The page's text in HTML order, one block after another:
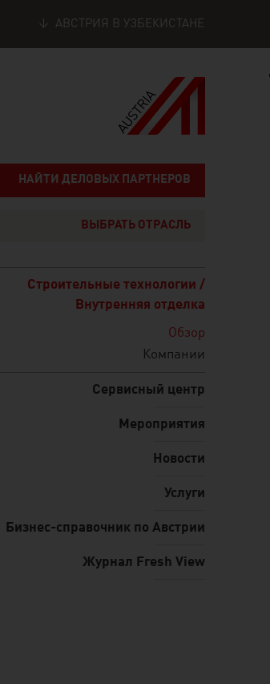
АВСТРИЯ В УЗБЕКИСТАНЕ
НАЙТИ ДЕЛОВЫХ ПАРТНЕРОВ
ВЫБРАТЬ ОТРАСЛЬ
Строительные технологии /
Внутренняя отделка
Обзор
Компании
Сервисный центр
Мероприятия
Новости
Услуги
Бизнес-справочник по Австрии
Журнал Fresh View